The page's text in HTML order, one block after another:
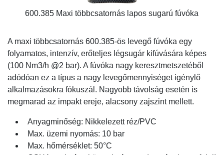
600.385 Maxi többcsatornás lapos sugarú fúvóka
A maxi többcsatornás 600.385-ös levegő fúvóka egy
folyamatos, intenzív, erőteljes légsugár kifúvására képes
(100 Nm3/h @2 bar). A fúvóka nagy keresztmetszetéből
adódóan ez a típus a nagy levegőmennyiséget igénylő
alkalmazásokra fókuszál. Nagyobb távolság esetén is
megmarad az impakt ereje, alacsony zajszint mellett.
Anyagminőség: Nikkelezett réz/PVC
Max. üzemi nyomás: 10 bar
Max. hőmérséklet: 50°C